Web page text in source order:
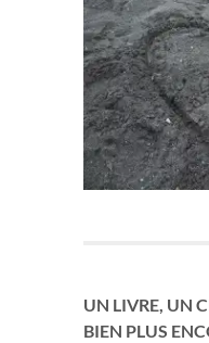
UN LIVRE, UN
BIEN PLUS